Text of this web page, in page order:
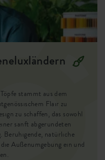
einen
um ein Regenrohr und
rutschfeste Oberfläche
oder
einfache Möglichkeit,
stammt aus dem
Flair zu
zu schaffen, das sowohl
sanft abgerundeten
Beruhigende, natürliche
Außenumgebung ein und